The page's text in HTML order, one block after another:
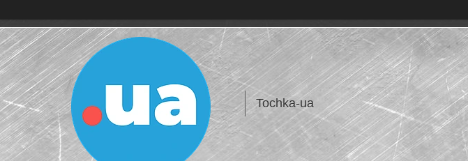
Tochka-ua